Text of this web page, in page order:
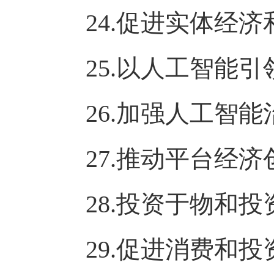
24.促进实体经
25.以人工智能
26.加强人工智
27.推动平台经
28.投资于物和
29.促进消费和